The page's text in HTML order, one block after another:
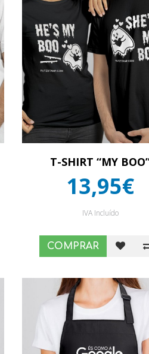
T-SHIRT “MY
13,95€
IVA Incluído
COMPRAR